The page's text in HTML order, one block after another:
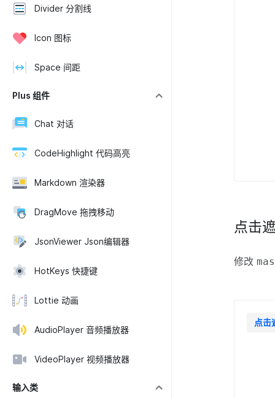
Divider 分割线
Icon 图标
Space 间距
Plus 组件
Chat 对话
CodeHighlight 代码高亮
Markdown 渲染器
DragMove 拖拽移动
JsonViewer Json编辑器
HotKeys 快捷键
Lottie 动画
AudioPlayer 音频播放器
VideoPlayer 视频播放器
输入类
点击
修改
点击